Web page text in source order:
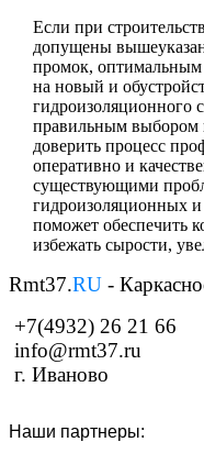
Если при
допущены
промок, оптимальным
на новый и
гидроизоляционного
правильным выбором
доверить процесс
оперативно и
существующими
гидроизоляционных
поможет обеспечить
избежать сырости,
Rmt37.RU -
+7(4932) 26 21 66
info@rmt37.ru
г. Иваново
Наши партнеры: